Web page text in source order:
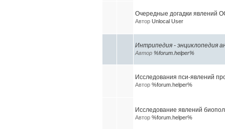
Очередные догадки явлений
Автор Unlocal User
Интрипедия - энциклопедия
Автор %forum.helper%
Исследования пси-явлений
Автор %forum.helper%
Исследование явлений
Автор %forum.helper%